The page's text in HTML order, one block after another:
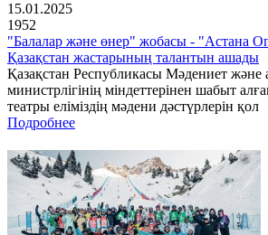
15.01.2025
1952
"Балалар және өнер" жобасы - "Астана
Қазақстан жастарының талантын ашады
Қазақстан Республикасы Мәдениет және
министрлігінің міндеттерінен шабыт
театры еліміздің мәдени дәстүрлерін қол
Подробнее